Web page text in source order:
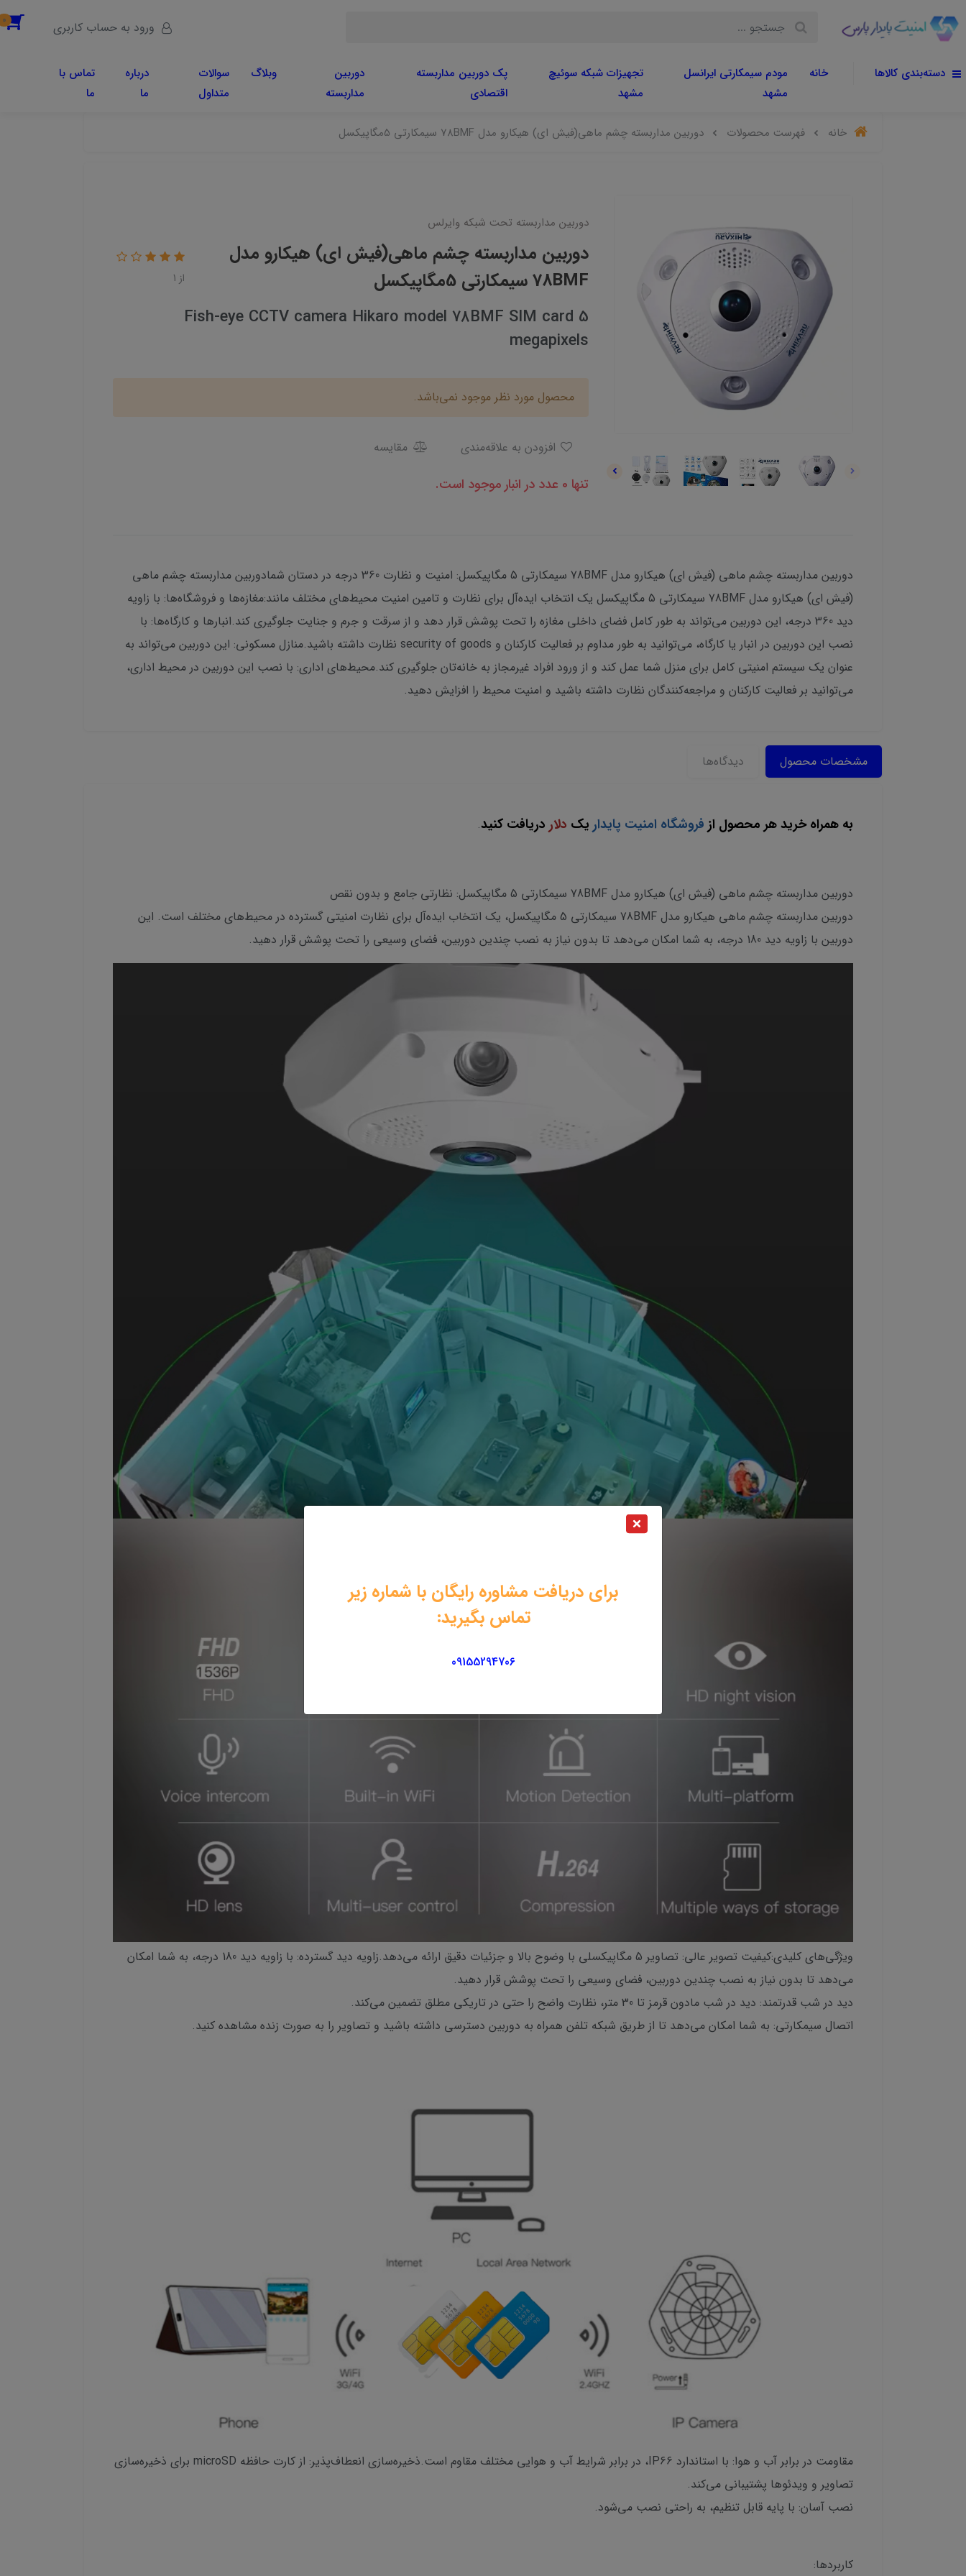
برای دریافت مشاوره رایگان با شماره زیر
تماس بگیرید:
09155294706
ورود به حساب کاربری 0
دسته‌بندی کالاها خانه
مودم سیمکارتی ایرانسل
مشهد
تجهیزات شبکه سوئیچ
مشهد
پک دوربین مداربسته
اقتصادی
دوربین
مداربسته
وبلاگ
سوالات
متداول
درباره
ما
تماس با
ما
خانه فهرست محصولات دوربین مداربسته چشم ماهی(فیش ای) هیکارو مدل 78BMF سیمکارتی 5مگاپیکسل
دوربین مداربسته تحت شبکه وایرلس
دوربین مداربسته چشم ماهی(فیش ای) هیکارو مدل
78BMF سیمکارتی 5مگاپیکسل
از 1
Fish-eye CCTV camera Hikaro model 78BMF SIM card 5
megapixels
محصول مورد نظر موجود نمی‌باشد.
مقایسه
تنها 0 عدد در انبار موجود است.
دوربین مداربسته چشم ماهی (فیش ای) هیکارو مدل 78BMF سیمکارتی 5 مگاپیکسل: امنیت و نظارت 360 درجه در دستان شمادوربین مداربسته چشم ماهی
(فیش ای) هیکارو مدل 78BMF سیمکارتی 5 مگاپیکسل یک انتخاب ایده‌آل برای نظارت و تامین امنیت محیط‌های مختلف مانند:مغازه‌ها و فروشگاه‌ها: با زاویه
دید 360 درجه، این دوربین می‌تواند به طور کامل فضای داخلی مغازه را تحت پوشش قرار دهد و از سرقت و جرم و جنایت جلوگیری کند.انبارها و کارگاه‌ها: با
نصب این دوربین در انبار یا کارگاه، می‌توانید به طور مداوم بر فعالیت کارکنان و security of goods نظارت داشته باشید.منازل مسکونی: این دوربین می‌تواند به
عنوان یک سیستم امنیتی کامل برای منزل شما عمل کند و از ورود افراد غیرمجاز به خانه‌تان جلوگیری کند.محیط‌های اداری: با نصب این دوربین در محیط اداری،
می‌توانید بر فعالیت کارکنان و مراجعه‌کنندگان نظارت داشته باشید و امنیت محیط را افزایش دهید.
مشخصات محصول دیدگاه‌ها
به همراه خرید هر محصول از فروشگاه امنیت پایدار یک دلار دریافت کنید.
دوربین مداربسته چشم ماهی (فیش ای) هیکارو مدل 78BMF سیمکارتی 5 مگاپیکسل: نظارتی جامع و بدون نقص
دوربین مداربسته چشم ماهی هیکارو مدل 78BMF سیمکارتی 5 مگاپیکسل، یک انتخاب ایده‌آل برای نظارت امنیتی گسترده در محیط‌های مختلف است. این
دوربین با زاویه دید 180 درجه، به شما امکان می‌دهد تا بدون نیاز به نصب چندین دوربین، فضای وسیعی را تحت پوشش قرار دهید.
ویژگی‌های کلیدی:کیفیت تصویر عالی: تصاویر 5 مگاپیکسلی با وضوح بالا و جزئیات دقیق ارائه می‌دهد.زاویه دید گسترده: با زاویه دید 180 درجه، به شما امکان
می‌دهد تا بدون نیاز به نصب چندین دوربین، فضای وسیعی را تحت پوشش قرار دهید.
دید در شب قدرتمند: دید در شب مادون قرمز تا 30 متر، نظارت واضح را حتی در تاریکی مطلق تضمین می‌کند.
اتصال سیمکارتی: به شما امکان می‌دهد تا از طریق شبکه تلفن همراه به دوربین دسترسی داشته باشید و تصاویر را به صورت زنده مشاهده کنید.
مقاومت در برابر آب و هوا: با استاندارد IP66، در برابر شرایط آب و هوایی مختلف مقاوم است.ذخیره‌سازی انعطاف‌پذیر: از کارت حافظه microSD برای ذخیره‌سازی
تصاویر و ویدئوها پشتیبانی می‌کند.
نصب آسان: با پایه قابل تنظیم، به راحتی نصب می‌شود.
کاربردها: